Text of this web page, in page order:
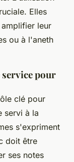
Elles
leur
ou à l'aneth
pour
clé pour
servi à la
s'expriment
doit être
ses notes